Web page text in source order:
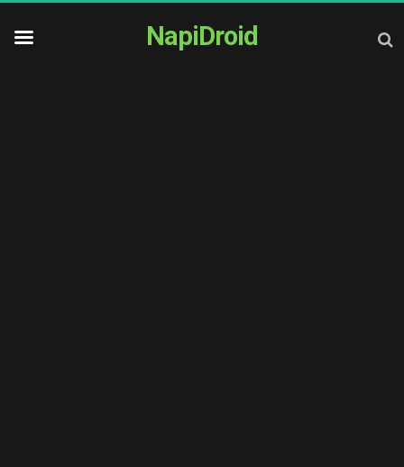
NapiDroid